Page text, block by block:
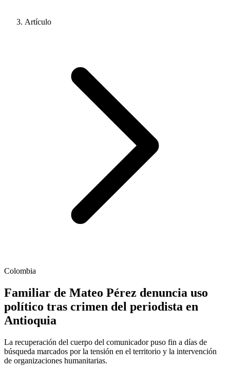
Artículo
Colombia
Familiar de Mateo Pérez denuncia uso
político tras crimen del periodista en
Antioquia
La recuperación del cuerpo del comunicador puso fin a días de
búsqueda marcados por la tensión en el territorio y la intervención
de organizaciones humanitarias.